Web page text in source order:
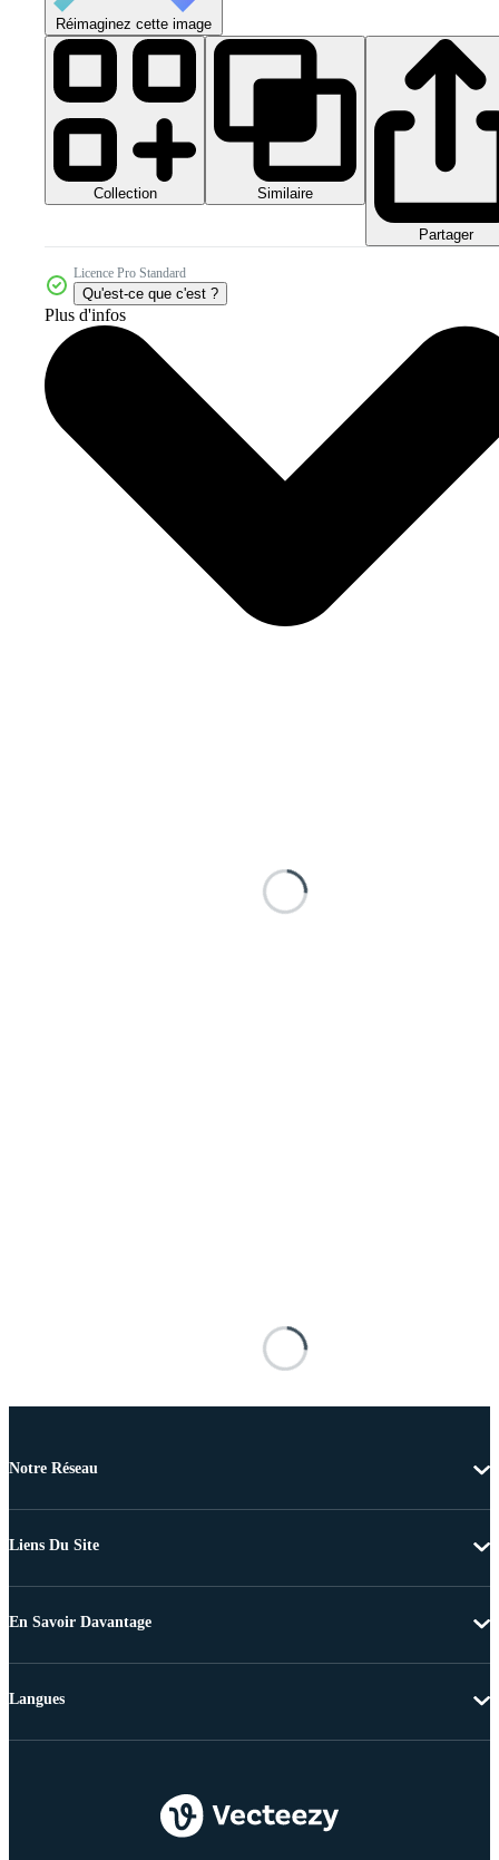
Réimaginez cette image
Collection Similaire
Partager
Licence Pro Standard
Qu'est-ce que c'est ?
Plus d'infos
Notre Réseau
Liens Du Site
En Savoir Davantage
Langues